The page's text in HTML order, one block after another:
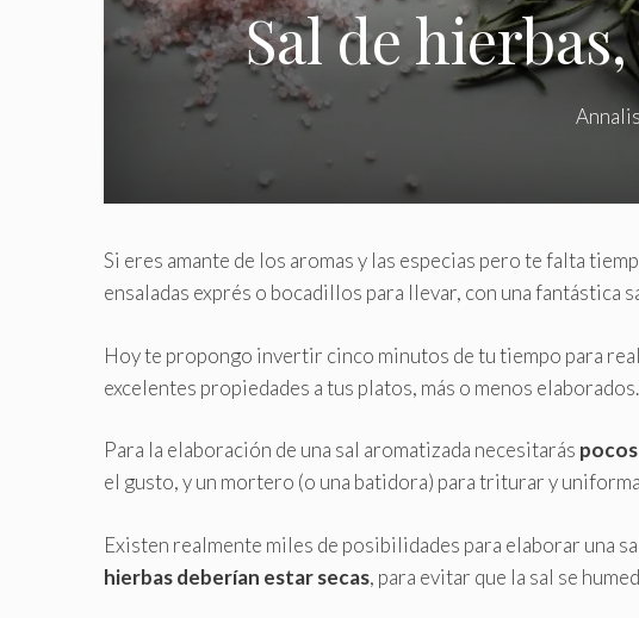
Sal de
Si eres amante de los aromas y las especias pero te falta
ensaladas exprés o bocadillos para llevar, con una fantástica
Hoy te propongo invertir cinco minutos de tu tiempo para
excelentes propiedades a tus platos, más o menos elaborados.
Para la elaboración de una sal aromatizada necesitarás
el gusto, y un mortero (o una batidora) para triturar y
Existen realmente miles de posibilidades para elaborar una
hierbas deberían estar secas, para evitar que la sal se